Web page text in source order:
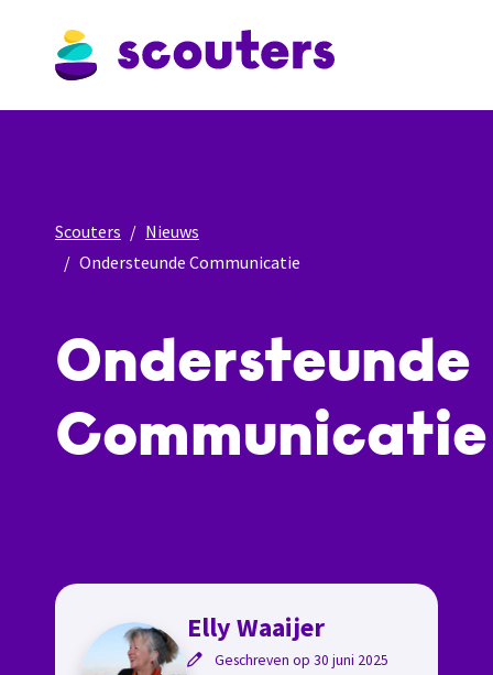
Scouters
Nieuws
Ondersteunde Communicatie
Ondersteunde
Communicatie
Elly Waaijer
Geschreven op 30 juni 2025